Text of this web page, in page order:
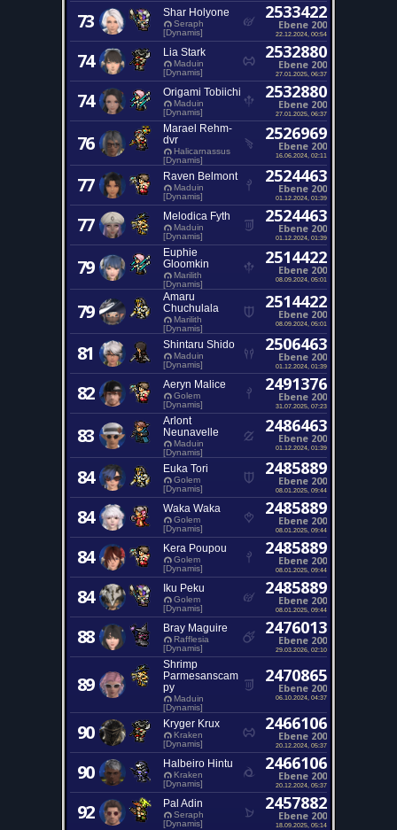
73 Shar Holyone
Seraph
[Dynamis]
2533422
Ebene 200
22.12.2024, 00:54
74 Lia Stark
Maduin
[Dynamis]
2532880
Ebene 200
27.01.2025, 06:37
74 Origami Tobiichi
Maduin
[Dynamis]
2532880
Ebene 200
27.01.2025, 06:37
76
Marael Rehm-
dvr
Halicarnassus
[Dynamis]
2526969
Ebene 200
16.06.2024, 02:11
77 Raven Belmont
Maduin
[Dynamis]
2524463
Ebene 200
01.12.2024, 01:39
77 Melodica Fyth
Maduin
[Dynamis]
2524463
Ebene 200
01.12.2024, 01:39
79
Euphie
Gloomkin
Marilith
[Dynamis]
2514422
Ebene 200
08.09.2024, 05:01
79
Amaru
Chuchulala
Marilith
[Dynamis]
2514422
Ebene 200
08.09.2024, 05:01
81 Shintaru Shido
Maduin
[Dynamis]
2506463
Ebene 200
01.12.2024, 01:39
82 Aeryn Malice
Golem
[Dynamis]
2491376
Ebene 200
31.07.2025, 07:23
83
Arlont
Neunavelle
Maduin
[Dynamis]
2486463
Ebene 200
01.12.2024, 01:39
84 Euka Tori
Golem
[Dynamis]
2485889
Ebene 200
08.01.2025, 09:44
84 Waka Waka
Golem
[Dynamis]
2485889
Ebene 200
08.01.2025, 09:44
84 Kera Poupou
Golem
[Dynamis]
2485889
Ebene 200
08.01.2025, 09:44
84 Iku Peku
Golem
[Dynamis]
2485889
Ebene 200
08.01.2025, 09:44
88 Bray Maguire
Rafflesia
[Dynamis]
2476013
Ebene 200
29.03.2026, 02:10
89
Shrimp
Parmesanscam
py
Maduin
[Dynamis]
2470865
Ebene 200
06.10.2024, 04:37
90 Kryger Krux
Kraken
[Dynamis]
2466106
Ebene 200
20.12.2024, 05:37
90 Halbeiro Hintu
Kraken
[Dynamis]
2466106
Ebene 200
20.12.2024, 05:37
92 Pal Adin
Seraph
[Dynamis]
2457882
Ebene 200
18.09.2025, 05:14